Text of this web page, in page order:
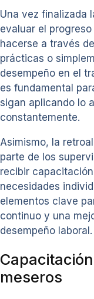
Una vez finalizada
evaluar el
hacerse a través
prácticas o
desempeño en el
es fundamental
sigan aplicando lo
constantemente.
Asimismo, la
parte de los
recibir
necesidades
elementos clave
continuo y una
desempeño laboral.
meseros